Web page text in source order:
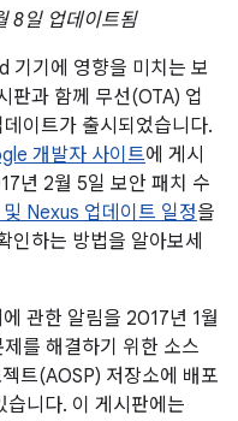
8일 업데이트됨
기기에 영향을 미치는 보
판과 함께 무선(OTA) 업
이트가 출시되었습니다.
개발자 사이트에 게시
년 2월 5일 보안 패치 수
Nexus 업데이트 일정을
인하는 방법을 알아보세
관한 알림을 2017년 1월
를 해결하기 위한 소스
트(AOSP) 저장소에 배포
습니다. 이 게시판에는